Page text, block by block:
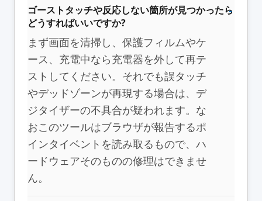
ゴーストタッチや反応しない箇所が見つかったら
どうすればいいですか?
まず画面を清掃し、保護フィルムやケ
ース、充電中なら充電器を外して再テ
ストしてください。それでも誤タッチ
やデッドゾーンが再現する場合は、デ
ジタイザーの不具合が疑われます。な
おこのツールはブラウザが報告するポ
インタイベントを読み取るもので、ハ
ードウェアそのものの修理はできませ
ん。